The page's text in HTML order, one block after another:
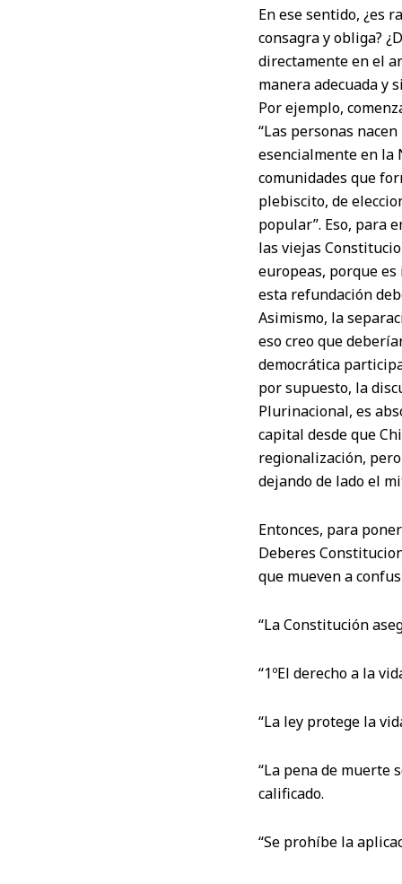
En ese sentido, ¿es
consagra y obliga?
directamente en el
manera adecuada y
Por ejemplo,
“Las personas
esencialmente en la
comunidades que
plebiscito, de
popular”. Eso, para
las viejas
europeas, porque
esta refundación
Asimismo, la
eso creo que
democrática
por supuesto, la
Plurinacional, es
capital desde que
regionalización,
dejando de lado el
Entonces, para
Deberes
que mueven a
“La Constitución
“1ºEl derecho a la
“La ley protege la
“La pena de muerte
calificado.
“Se prohíbe la